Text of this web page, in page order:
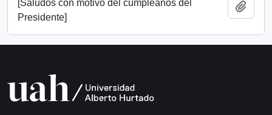
[Saludos con motivo del cumpleaños del
Presidente]